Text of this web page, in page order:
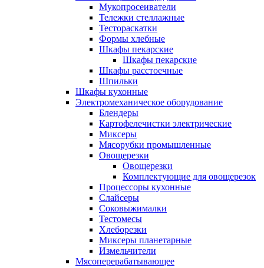
Мукопросеиватели
Тележки стеллажные
Тестораскатки
Формы хлебные
Шкафы пекарские
Шкафы пекарские
Шкафы расстоечные
Шпильки
Шкафы кухонные
Электромеханическое оборудование
Блендеры
Картофелечистки электрические
Миксеры
Мясорубки промышленные
Овощерезки
Овощерезки
Комплектующие для овощерезок
Процессоры кухонные
Слайсеры
Соковыжималки
Тестомесы
Хлеборезки
Миксеры планетарные
Измельчители
Мясоперерабатывающее